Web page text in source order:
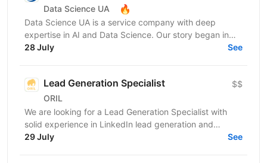
Data Science UA 🔥
Data Science UA is a service company with deep
expertise in AI and Data Science. Our story began in
2016 with the first Data Science UA Conference in
28 July See
Lead Generation Specialist
ORIL
$$
We are looking for a Lead Generation Specialist with
solid experience in LinkedIn lead generation and
outreach automation. You will design and execute...
29 July See